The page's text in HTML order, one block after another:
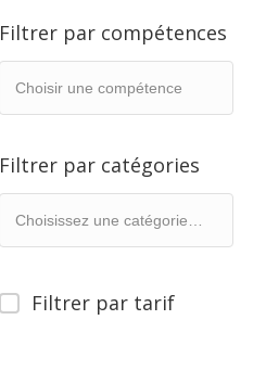
Filtrer par compétences
Filtrer par catégories
Filtrer par tarif